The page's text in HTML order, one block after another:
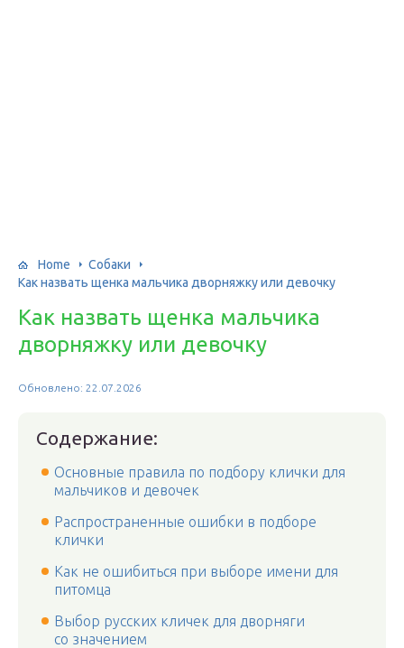
Home
Собаки
Как назвать щенка мальчика дворняжку или девочку
Как назвать щенка мальчика
дворняжку или девочку
Обновлено: 22.07.2026
Содержание:
Основные правила по подбору клички для
мальчиков и девочек
Распространенные ошибки в подборе
клички
Как не ошибиться при выборе имени для
питомца
Выбор русских кличек для дворняги
со значением